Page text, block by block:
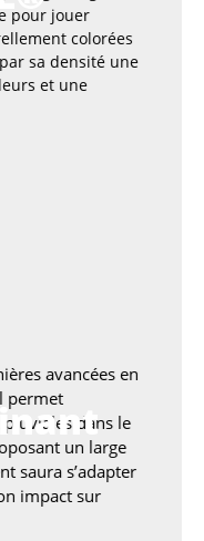
pour jouer
colorées
sa densité une
et une
avancées en
permet
dans le
un large
saura s’adapter
impact sur